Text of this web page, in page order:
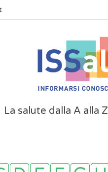
La salute dalla A alla Z